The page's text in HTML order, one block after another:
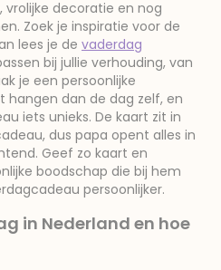
decoratie en nog
Zoek je inspiratie voor de
lees je de vaderdag
bij jullie verhouding, van
je een persoonlijke
hangen dan de dag zelf, en
iets unieks. De kaart zit in
dus papa opent alles in
Geef zo kaart en
boodschap die bij hem
persoonlijker.
in Nederland en hoe